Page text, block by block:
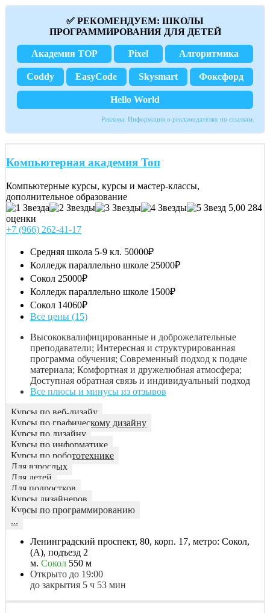
✅ РЕКОМЕНДУЕМ: ШКОЛЫ
ПРОГРАММИРОВАНИЯ ДЛЯ ДЕТЕЙ
Академия TOP Pixel Алгоритмика
Coddy EasyCode Skysmart Фоксфорд
Hello World
Реклама. Информация о рекламодателях по ссылкам.
Компьютерная академия Toп
Компьютерные курсы, курсы и мастер-классы,
дополнительное образование
5,00 284
оценки
+7 (966) 262-41-17
Средняя школа 5-9 кл. 50000₽
Колледж параллельно школе 25000₽
Сокол 25000₽
Колледж параллельно школе 1500₽
Сокол 14060₽
Все цены (15)
Высококвалифицированные и доброжелательные
преподаватели; Интересная и структурированная
программа обучения; Современный подход к подаче
материала; Комфортная и дружелюбная атмосфера;
Доступная обратная связь и индивидуальный подход
Все плюсы и минусы из отзывов
Курсы по веб-дизайу
Курсы по графическому дизайну
Курсы по дизайну
Курсы по информатике
Курсы по робототехнике
Для взрослых
Для детей
Для подростков
Курсы дизайнеров
Курсы по программированию
...
Ленинградский проспект, 80, корп. 17, метро: Сокол,
(А), подъезд 2
м. Сокол 550 м
Открыто до 19:00
до закрытия 5 ч 53 мин